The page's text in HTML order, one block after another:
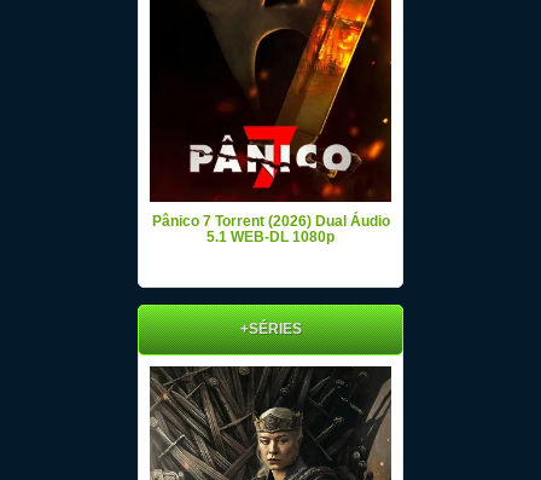
Pânico 7 Torrent (2026) Dual Áudio
5.1 WEB-DL 1080p
+SÉRIES